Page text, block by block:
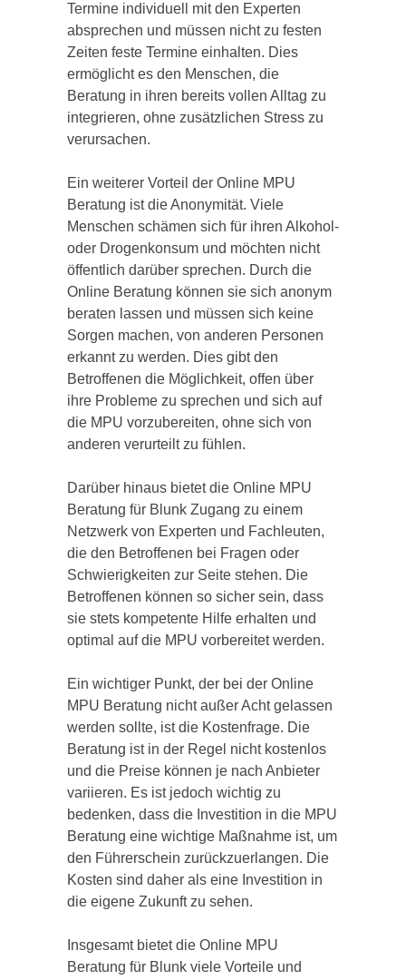
Termine individuell mit den Experten
absprechen und müssen nicht zu festen
Zeiten feste Termine einhalten. Dies
ermöglicht es den Menschen, die
Beratung in ihren bereits vollen Alltag zu
integrieren, ohne zusätzlichen Stress zu
verursachen.
Ein weiterer Vorteil der Online MPU
Beratung ist die Anonymität. Viele
Menschen schämen sich für ihren Alkohol-
oder Drogenkonsum und möchten nicht
öffentlich darüber sprechen. Durch die
Online Beratung können sie sich anonym
beraten lassen und müssen sich keine
Sorgen machen, von anderen Personen
erkannt zu werden. Dies gibt den
Betroffenen die Möglichkeit, offen über
ihre Probleme zu sprechen und sich auf
die MPU vorzubereiten, ohne sich von
anderen verurteilt zu fühlen.
Darüber hinaus bietet die Online MPU
Beratung für Blunk Zugang zu einem
Netzwerk von Experten und Fachleuten,
die den Betroffenen bei Fragen oder
Schwierigkeiten zur Seite stehen. Die
Betroffenen können so sicher sein, dass
sie stets kompetente Hilfe erhalten und
optimal auf die MPU vorbereitet werden.
Ein wichtiger Punkt, der bei der Online
MPU Beratung nicht außer Acht gelassen
werden sollte, ist die Kostenfrage. Die
Beratung ist in der Regel nicht kostenlos
und die Preise können je nach Anbieter
variieren. Es ist jedoch wichtig zu
bedenken, dass die Investition in die MPU
Beratung eine wichtige Maßnahme ist, um
den Führerschein zurückzuerlangen. Die
Kosten sind daher als eine Investition in
die eigene Zukunft zu sehen.
Insgesamt bietet die Online MPU
Beratung für Blunk viele Vorteile und